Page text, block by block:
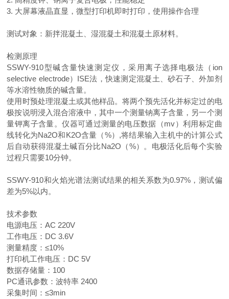
3. 大屏幕液晶直显，微型打印机即时打印，使用操作合理
测试对象：新拌混凝土、湿混凝土和混凝土原材料。
检测原理
SSWY-910型碱含量快速测定仪，采用离子选择电极法（ ion
selective electrode） ISE法，快速测定混凝土、砂石子、外加剂
等水溶性物质的碱含量。
使用时预处理混凝土或其他样品。将两个预先活化并标定过的电
极按说明浸入混合溶液中，其中一个测量钠离子含量，另一个测
量钾离子含量。仪器可通过测量的电压数据（mv）利用标定曲
线转化为Na2O和K2O含量（%） ,将结果输入主机中的计算公式
后自动获得混凝土碱百分比Na2O （%）。电极活化后每个实验
过程只需要10分钟。
SSWY-910和火焰光谱法测试结果的相关系数为0.97% ，测试偏
差为5%以内。
技术参数
电源电压：AC 220V
工作电压： DC 3.6V
测量精度：≤10%
打印机工作电压： DC 5V
数据存储量： 100
PC通讯参数：波特率 2400
采集时间：≤3min